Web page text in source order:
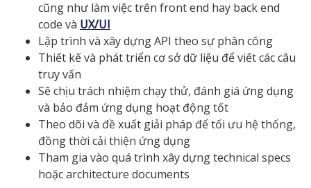
cũng như làm việc trên front end hay back end
code và UX/UI
Lập trình và xây dựng API theo sự phân công
Thiết kế và phát triển cơ sở dữ liệu để viết các câu
truy vấn
Sẽ chịu trách nhiệm chạy thử, đánh giá ứng dụng
và bảo đảm ứng dụng hoạt động tốt
Theo dõi và đề xuất giải pháp để tối ưu hệ thống,
đồng thời cải thiện ứng dụng
Tham gia vào quá trình xây dựng technical specs
hoặc architecture documents